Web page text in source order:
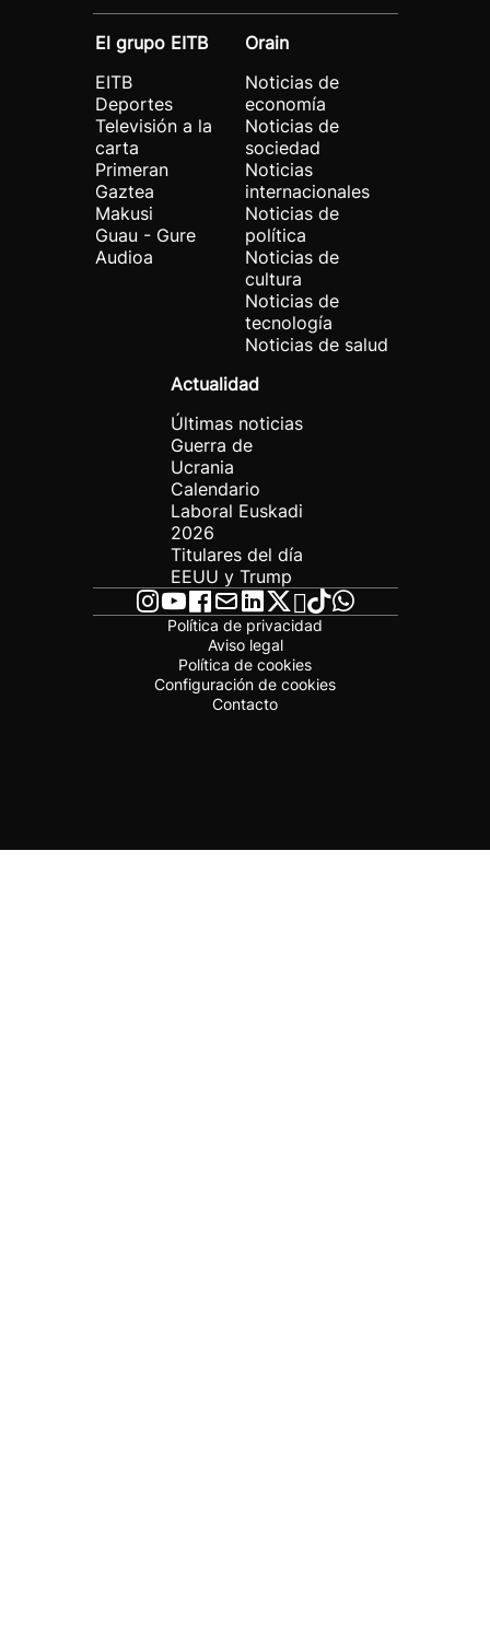
El grupo EITB
EITB
Deportes
Televisión a la
carta
Primeran
Gaztea
Makusi
Guau - Gure
Audioa
Orain
Noticias de
economía
Noticias de
sociedad
Noticias
internacionales
Noticias de
política
Noticias de
cultura
Noticias de
tecnología
Noticias de salud
Actualidad
Últimas noticias
Guerra de
Ucrania
Calendario
Laboral Euskadi
2026
Titulares del día
EEUU y Trump
Política de privacidad
Aviso legal
Política de cookies
Configuración de cookies
Contacto